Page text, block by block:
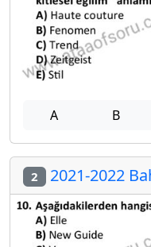
A B
2 2021-2022